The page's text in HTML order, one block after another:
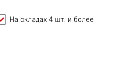
На складах 4 шт. и более